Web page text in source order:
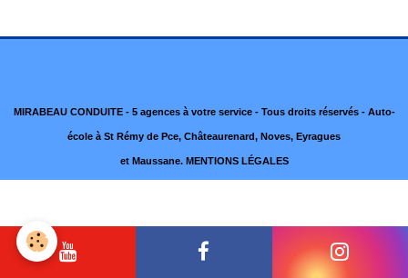
MIRABEAU CONDUITE - 5 agences à votre service - Tous droits réservés - Auto-
école à St Rémy de Pce, Châteaurenard, Noves, Eyragues
et Maussane. MENTIONS LÉGALES